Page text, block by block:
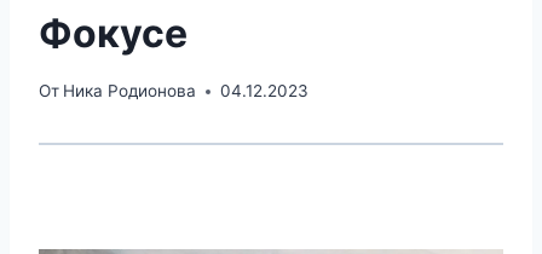
Фокусе
От Ника Родионова 04.12.2023